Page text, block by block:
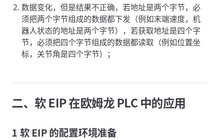
数据变化，但是结果不正确，若地址是两个字节，必
须把两个字节组成的数据都下发（例如末端速度，机
器人状态的地址是两个字节），若获取地址是四个字
节，必须把四个字节组成的数据都读取（例如位置坐
标，关节角是四个字节）；
二、软 EIP 在欧姆龙 PLC 中的应用
1 软 EIP 的配置环境准备